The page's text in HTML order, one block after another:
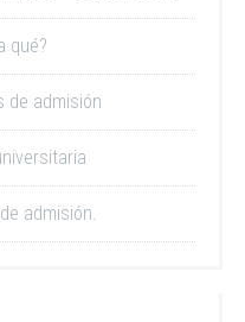
qué?
de admisión
admisión.